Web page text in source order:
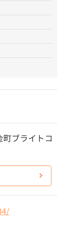
ブライトコ